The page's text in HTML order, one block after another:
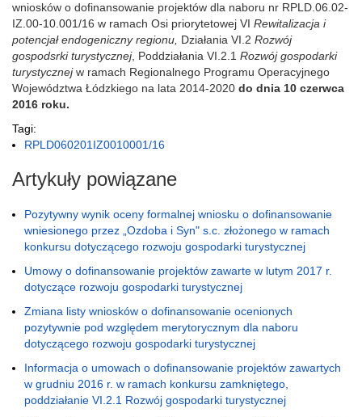
wniosków o dofinansowanie projektów dla naboru nr RPLD.06.02-
IZ.00-10.001/16 w ramach Osi priorytetowej VI Rewitalizacja i
potencjał endogeniczny regionu, Działania VI.2 Rozwój
gospodsrki turystycznej, Poddziałania VI.2.1 Rozwój gospodarki
turystycznejw ramach Regionalnego Programu Operacyjnego
Województwa Łódzkiego na lata 2014-2020 do dnia 10 czerwca
2016 roku.
Tagi:
RPLD060201IZ0010001/16
Artykuły powiązane
Pozytywny wynik oceny formalnej wniosku o dofinansowanie
wniesionego przez „Ozdoba i Syn" s.c. złożonego w ramach
konkursu dotyczącego rozwoju gospodarki turystycznej
Umowy o dofinansowanie projektów zawarte w lutym 2017 r.
dotyczące rozwoju gospodarki turystycznej
Zmiana listy wniosków o dofinansowanie ocenionych
pozytywnie pod względem merytorycznym dla naboru
dotyczącego rozwoju gospodarki turystycznej
Informacja o umowach o dofinansowanie projektów zawartych
w grudniu 2016 r. w ramach konkursu zamkniętego,
poddziałanie VI.2.1 Rozwój gospodarki turystycznej